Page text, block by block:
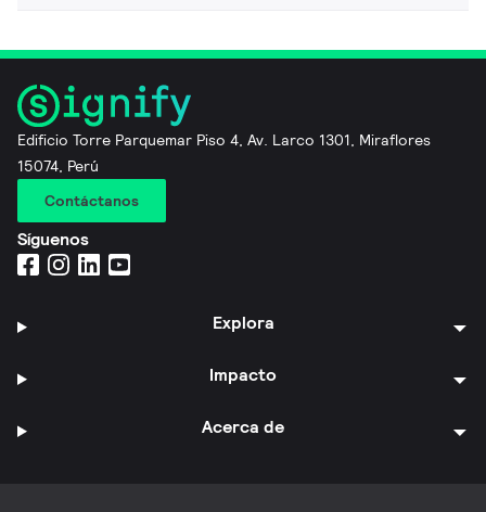
Edificio Torre Parquemar Piso 4, Av. Larco 1301, Miraflores
15074, Perú
Contáctanos
Síguenos
Explora
Impacto
Acerca de